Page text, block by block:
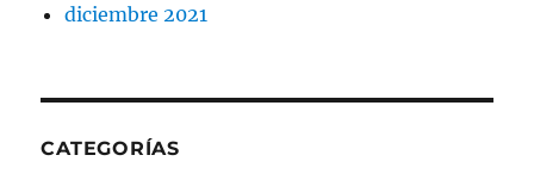
diciembre 2021
CATEGORÍAS